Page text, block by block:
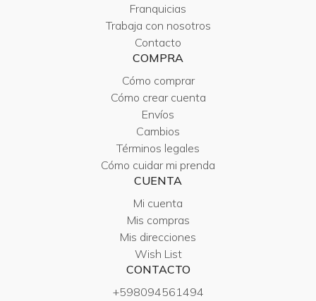
Franquicias
Trabaja con nosotros
Contacto
COMPRA
Cómo comprar
Cómo crear cuenta
Envíos
Cambios
Términos legales
Cómo cuidar mi prenda
CUENTA
Mi cuenta
Mis compras
Mis direcciones
Wish List
CONTACTO
+598094561494